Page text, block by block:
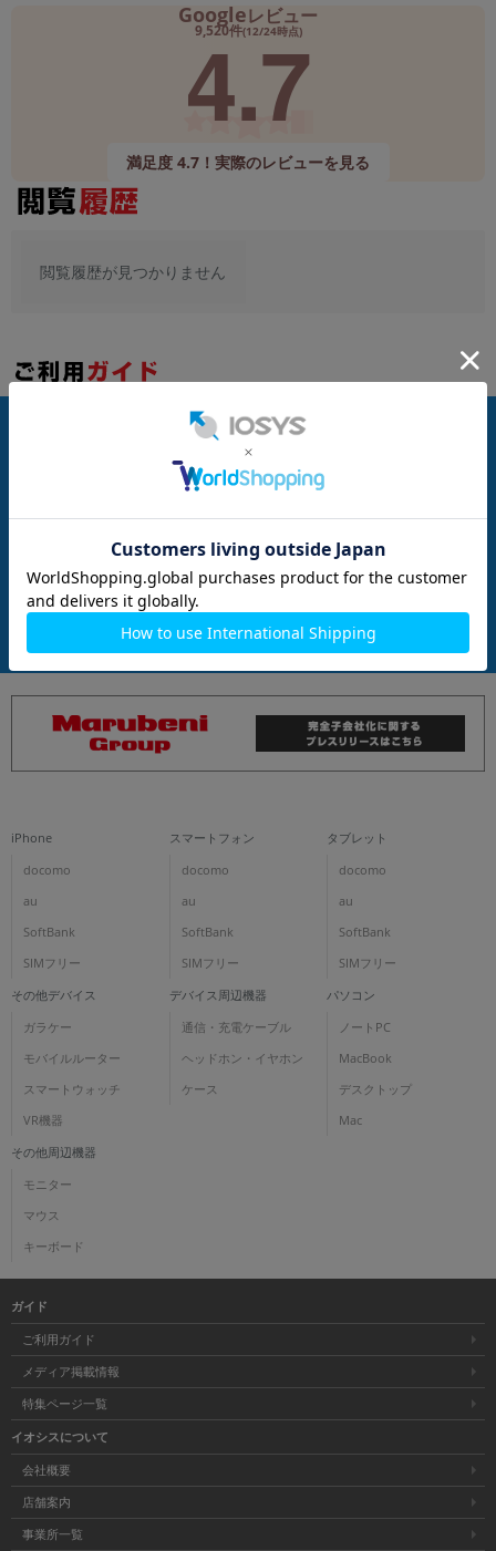
Googleレビュー
9,520件(12/24時点)
4.7
満足度 4.7！実際のレビューを見る
閲覧履歴が見つかりません
お支払い方法
発送について
商品について
iPhone
docomo
au
SoftBank
SIMフリー
スマートフォン
docomo
au
SoftBank
SIMフリー
タブレット
docomo
au
SoftBank
SIMフリー
その他デバイス
ガラケー
モバイルルーター
スマートウォッチ
VR機器
デバイス周辺機器
通信・充電ケーブル
ヘッドホン・イヤホン
ケース
パソコン
ノートPC
MacBook
デスクトップ
Mac
その他周辺機器
モニター
マウス
キーボード
ガイド
ご利用ガイド
メディア掲載情報
特集ページ一覧
イオシスについて
会社概要
店舗案内
事業所一覧
~
年 月 まで
各項目のチェックボックスは「or検索」となります。
ただし機能別のみ「and検索」となります。